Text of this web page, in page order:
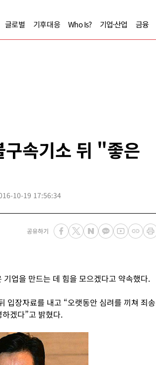
글로벌 기후대응 Who Is? 기업·산업 금융
속기소 뒤 "좋은
10-19 17:56:34
공유하기
업을 만드는 데 힘을 모으겠다고 약속했다.
입장자료를 내고 “오랫동안 심려를 끼쳐 죄송
겠다”고 밝혔다.